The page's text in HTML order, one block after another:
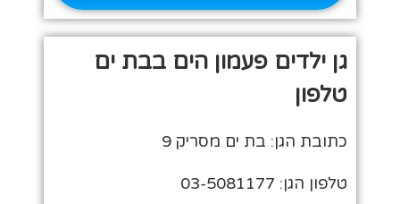
גן ילדים פעמון הים בבת ים
טלפון
כתובת הגן: בת ים מסריק 9
טלפון הגן: 03-5081177